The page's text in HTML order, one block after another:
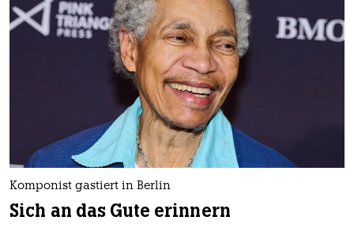
Komponist gastiert in Berlin
Sich an das Gute erinnern